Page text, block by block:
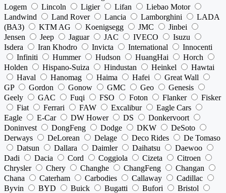
Logem
Lincoln Ligier Lifan
Liebao Motor
Landwind
Land Rover Lancia Lamborghini
LADA
(ВАЗ)
KTM AG Koenigsegg JMC
Jinbei
Jensen
Jeep Jaguar JAC IVECO
Isuzu
Isdera
Iran Khodro Invicta International
Innocenti
Infiniti
Hummer Hudson HuangHai
Horch
Holden
Hispano-Suiza Hindustan Heinkel
Hawtai
Haval
Hanomag Haima Hafei
Great Wall
GP
Gordon Gonow GMC Geo
Genesis
Geely
GAC Fuqi FSO Foton Flanker
Fisker
Fiat
Ferrari FAW Excalibur
Eagle Cars
Eagle
E-Car DW Hower DS
Donkervoort
Doninvest
DongFeng Dodge DKW
DeSoto
Derways
DeLorean Delage Deco Rides
De Tomaso
Datsun
Dallara Daimler Daihatsu
Daewoo
Dadi
Dacia Cord Coggiola Cizeta
Citroen
Chrysler
Chery Changhe ChangFeng
Changan
Chana
Caterham Carbodies Callaway
Cadillac
Byvin
BYD Buick Bugatti Bufori
Bristol